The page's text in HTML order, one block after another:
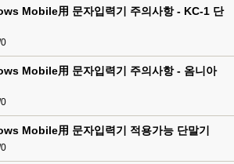
Mobile用 문자입력기 주의사항 - KC-1 단
Mobile用 문자입력기 주의사항 - 옴니아
Mobile用 문자입력기 적용가능 단말기